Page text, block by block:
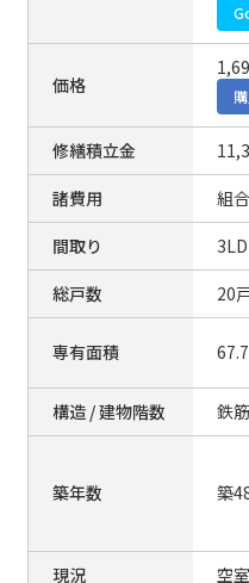
価格
修繕積立金
諸費用
組
間取り
総戸数
20
専有面積
構造 / 建物階数 鉄
築年数 築
現況
空室